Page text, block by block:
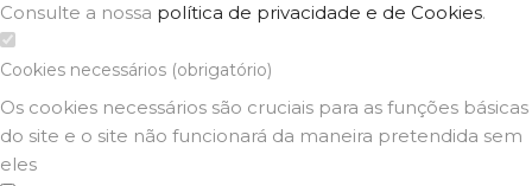
Consulte a nossa política de privacidade e de Cookies.
Cookies necessários (obrigatório)
Os cookies necessários são cruciais para as funções básicas
do site e o site não funcionará da maneira pretendida sem
eles